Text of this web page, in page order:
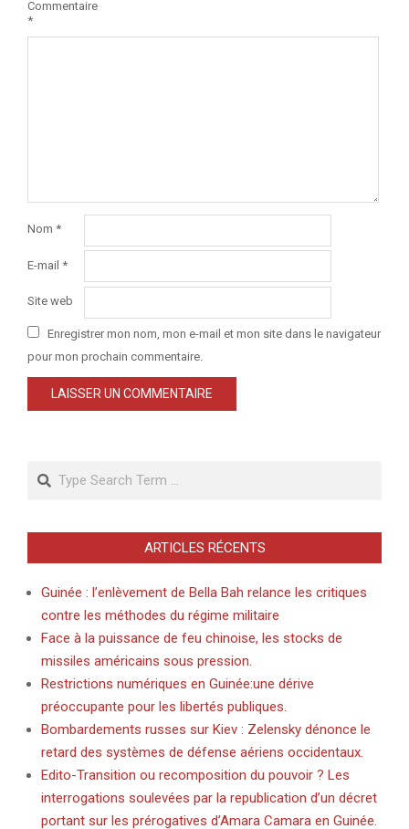
Commentaire
*
Nom *
E-mail *
Site web
Enregistrer mon nom, mon e-mail et mon site dans le navigateur
pour mon prochain commentaire.
ARTICLES RÉCENTS
Guinée : l’enlèvement de Bella Bah relance les critiques
contre les méthodes du régime militaire
Face à la puissance de feu chinoise, les stocks de
missiles américains sous pression.
Restrictions numériques en Guinée:une dérive
préoccupante pour les libertés publiques.
Bombardements russes sur Kiev : Zelensky dénonce le
retard des systèmes de défense aériens occidentaux.
Edito-Transition ou recomposition du pouvoir ? Les
interrogations soulevées par la republication d’un décret
portant sur les prérogatives d’Amara Camara en Guinée.